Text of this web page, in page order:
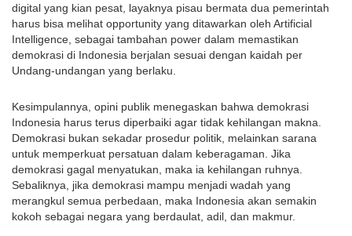
digital yang kian pesat, layaknya pisau bermata dua pemerintah
harus bisa melihat opportunity yang ditawarkan oleh Artificial
Intelligence, sebagai tambahan power dalam memastikan
demokrasi di Indonesia berjalan sesuai dengan kaidah per
Undang-undangan yang berlaku.
Kesimpulannya, opini publik menegaskan bahwa demokrasi
Indonesia harus terus diperbaiki agar tidak kehilangan makna.
Demokrasi bukan sekadar prosedur politik, melainkan sarana
untuk memperkuat persatuan dalam keberagaman. Jika
demokrasi gagal menyatukan, maka ia kehilangan ruhnya.
Sebaliknya, jika demokrasi mampu menjadi wadah yang
merangkul semua perbedaan, maka Indonesia akan semakin
kokoh sebagai negara yang berdaulat, adil, dan makmur.